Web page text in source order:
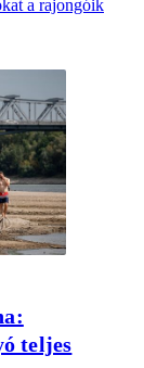
a rajongóik
teljes